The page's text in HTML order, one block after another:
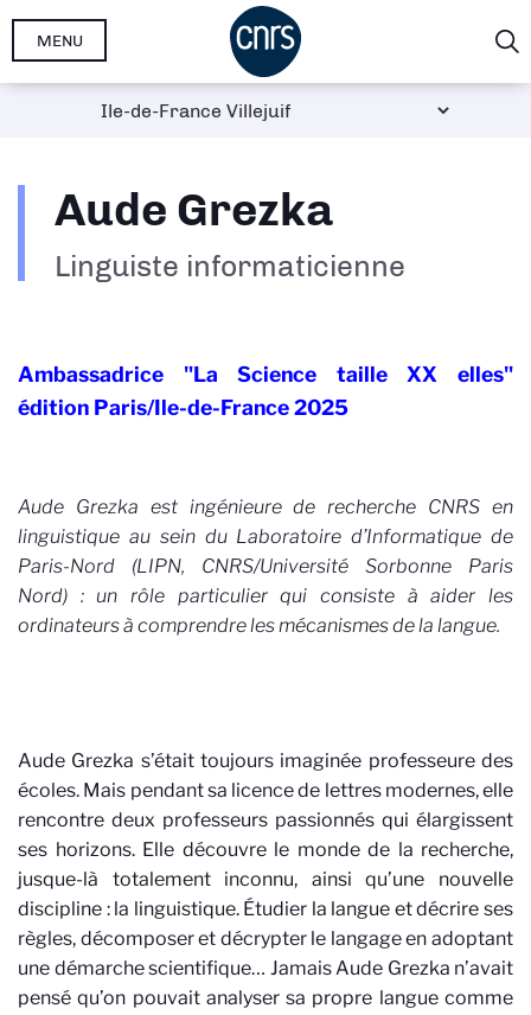
Aller
MENU
Aude Grezka
Linguiste informaticienne
Ambassadrice "La Science taille XX elles"
édition Paris/Ile-de-France 2025
Aude Grezka est ingénieure de recherche CNRS en
linguistique au sein du Laboratoire d’Informatique de
Paris-Nord (LIPN, CNRS/Université Sorbonne Paris
Nord) : un rôle particulier qui consiste à aider les
ordinateurs à comprendre les mécanismes de la langue.
Aude Grezka s’était toujours imaginée professeure des
écoles. Mais pendant sa licence de lettres modernes, elle
rencontre deux professeurs passionnés qui élargissent
ses horizons. Elle découvre le monde de la recherche,
jusque-là totalement inconnu, ainsi qu’une nouvelle
discipline : la linguistique. Étudier la langue et décrire ses
règles, décomposer et décrypter le langageen adoptant
une démarche scientifique… Jamais Aude Grezka n’avait
pensé qu’on pouvait analyser sa propre langue comme